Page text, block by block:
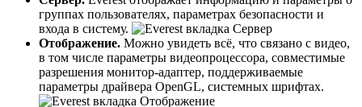
группах пользователях, параметрах безопасности и
входа в систему.
Отображение. Можно увидеть всё, что связано с видео,
в том числе параметры видеопроцессора, совместимые
разрешения монитор-адаптер, поддерживаемые
параметры драйвера OpenGL, системных шрифтах.